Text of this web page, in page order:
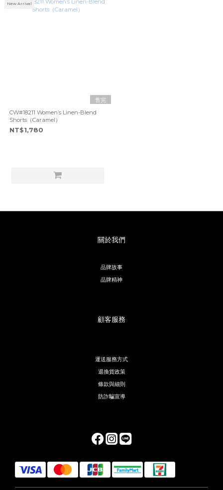
New Arrival
售完
CW#18211 Women’s Linen-Blend
Shorts（Caramel）
NT$1,780
關於我們
品牌故事
品牌精神
顧客服務
運送服務方式
退換貨政策
條款與細則
防詐騙宣導